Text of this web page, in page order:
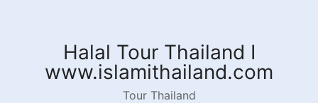
Halal Tour Thailand I
www.islamithailand.com
Tour Thailand